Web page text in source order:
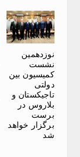
نوزدهمین
نشست
کمیسیون بین
دولتی
تاجیکستان و
بلاروس در
برست
برگزار خواهد
شد